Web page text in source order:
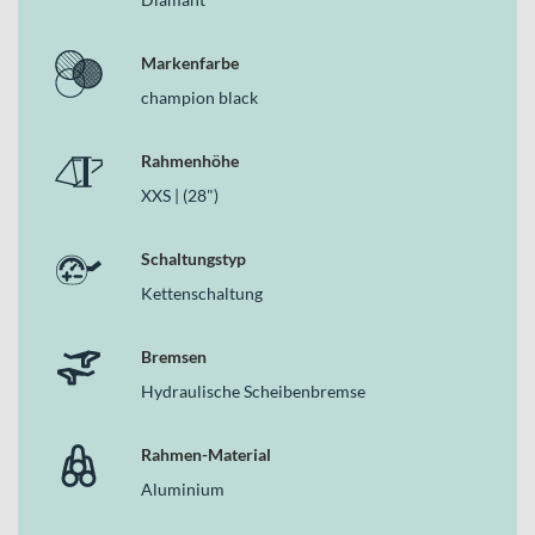
Warum dieses Bike in der Kategorie Fitnessbikes
Als Fitnessbike kombiniert das Scott Metrix 20 EQ sportliche Gene
mit alltagstauglicher Ausstattung. Der Aluminium-Rahmen, die 10-
Lichtanlage und Straßenzulassung Deinen täglichen Einsatz
erleichtern. So bekommst Du ein Rad, das Training und Mobilität
Markenfarbe
champion black
Rahmenhöhe
XXS | (28")
Schaltungstyp
Kettenschaltung
Bremsen
Hydraulische Scheibenbremse
Rahmen-Material
Aluminium